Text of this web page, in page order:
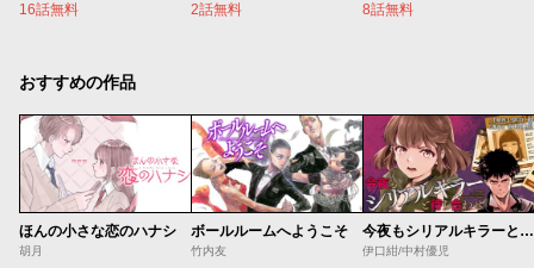
16話無料 2話無料 8話無料
おすすめの作品
ほんの小さな恋のハナシ
胡月
ボールルームへようこそ
竹内友
今夜もシリアルキラーと待ち合わせ
伊口紺/中村優児